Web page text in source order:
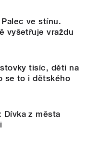
ve stínu.
vyšetřuje vraždu
tisíc, děti na
se to i dětského
Dívka z města